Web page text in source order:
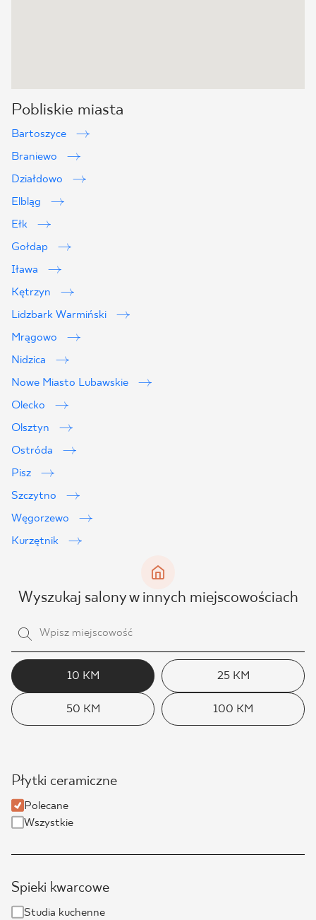
Pobliskie miasta
Bartoszyce
Braniewo
Działdowo
Elbląg
Ełk
Gołdap
Iława
Kętrzyn
Lidzbark Warmiński
Mrągowo
Nidzica
Nowe Miasto Lubawskie
Olecko
Olsztyn
Ostróda
Pisz
Szczytno
Węgorzewo
Kurzętnik
Wyszukaj salony w innych miejscowościach
10 KM 25 KM
50 KM 100 KM
Płytki ceramiczne
Polecane
Wszystkie
Spieki kwarcowe
Studia kuchenne